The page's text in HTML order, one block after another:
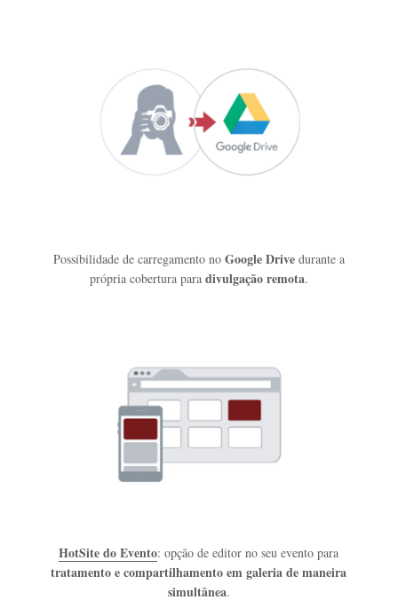
Possibilidade de carregamento no Google Drivedurante a
própria cobertura para divulgação remota.
HotSite do Evento: opção de editor no seu evento para
tratamento e compartilhamento em galeria de maneira
simultânea.